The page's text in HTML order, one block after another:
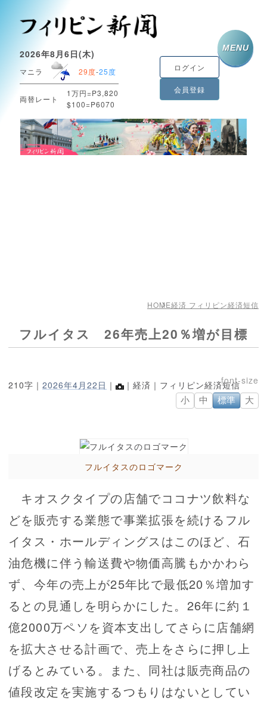
2026年8月6日(木)
マニラ 29度-25度
両替レート
1万円=P3,820
$100=P6070
ログイン
会員登録
MENU
HOME経済 フィリピン経済短信
フルイタス 26年売上20％増が目標
210字｜ 2026年4月22日 ｜ ｜経済｜フィリピン経済短信
小 中 標準 大
フルイタスのロゴマーク
キオスクタイプの店舗でココナツ飲料な
どを販売する業態で事業拡張を続けるフル
イタス・ホールディングスはこのほど、石
油危機に伴う輸送費や物価高騰もかかわら
ず、今年の売上が25年比で最低20％増加す
るとの見通しを明らかにした。26年に約１
億2000万ペソを資本支出してさらに店舗網
を拡大させる計画で、売上をさらに押し上
げるとみている。また、同社は販売商品の
値段改定を実施するつもりはないとしてい